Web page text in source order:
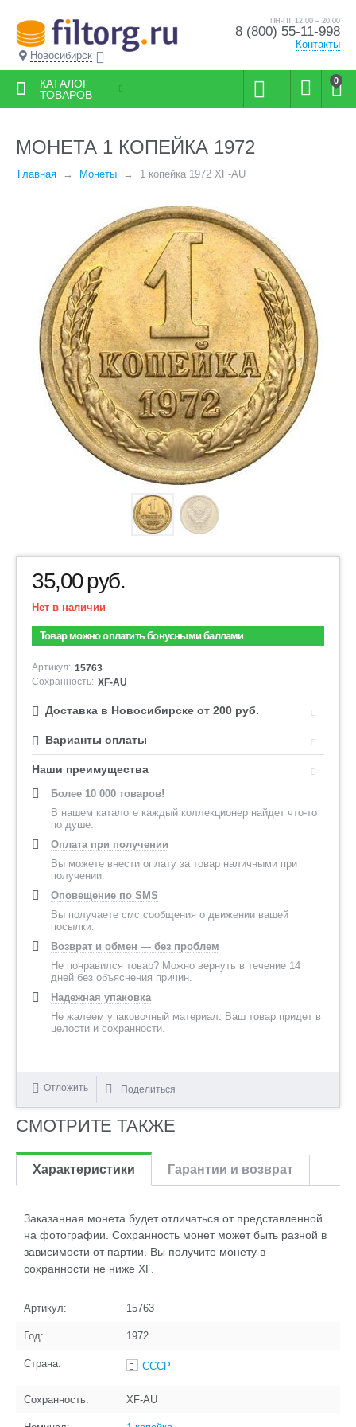
Новосибирск
ПН-ПТ 12.00 – 20.00
8 (800) 55-11-998
Контакты
0
КАТАЛОГ
ТОВАРОВ
МОНЕТА 1 КОПЕЙКА 1972
Главная Монеты 1 копейка 1972 XF-AU
35,00руб.
Нет в наличии
Товар можно оплатить бонусными баллами
Артикул: 15763
Сохранность: XF-AU
Доставка в Новосибирске от 200 руб.
Варианты оплаты
Наши преимущества
Более 10 000 товаров!
В нашем каталоге каждый коллекционер найдет что-то
по душе.
Оплата при получении
Вы можете внести оплату за товар наличными при
получении.
Оповещение по SMS
Вы получаете смс сообщения о движении вашей
посылки.
Возврат и обмен — без проблем
Не понравился товар? Можно вернуть в течение 14
дней без объяснения причин.
Надежная упаковка
Не жалеем упаковочный материал. Ваш товар придет в
целости и сохранности.
Отложить Поделиться
СМОТРИТЕ ТАКЖЕ
Характеристики Гарантии и возврат
Заказанная монета будет отличаться от представленной
на фотографии. Сохранность монет может быть разной в
зависимости от партии. Вы получите монету в
сохранности не ниже XF.
Артикул: 15763
Год: 1972
Страна: СССР
Сохранность: XF-AU